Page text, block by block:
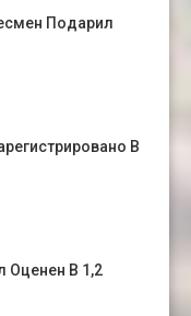
Подарил
В
Оценен В 1,2